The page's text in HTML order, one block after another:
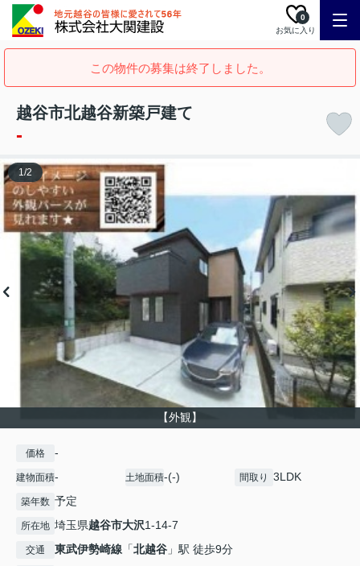
お気に入り
0
この物件の募集は終了しました。
越谷市北越谷新築戸建て
-
【外観】
1/2
価格 -
建物面積- 土地面積-(-) 間取り 3LDK
築年数 予定
所在地 埼玉県越谷市大沢1-14-7
交通 東武伊勢崎線 「北越谷 」駅 徒歩9分